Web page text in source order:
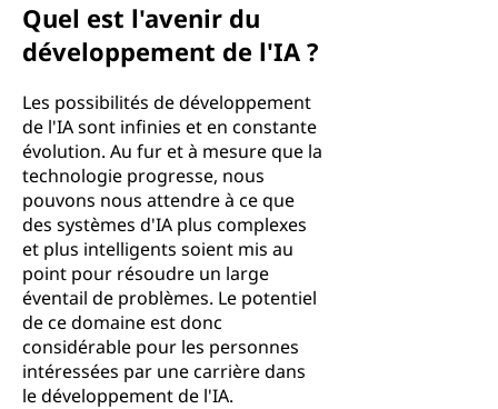
Quel est l'avenir du
développement de l'IA ?
Les possibilités de développement
de l'IA sont infinies et en constante
évolution. Au fur et à mesure que la
technologie progresse, nous
pouvons nous attendre à ce que
des systèmes d'IA plus complexes
et plus intelligents soient mis au
point pour résoudre un large
éventail de problèmes. Le potentiel
de ce domaine est donc
considérable pour les personnes
intéressées par une carrière dans
le développement de l'IA.